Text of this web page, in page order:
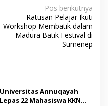
Pos berikutnya
Ratusan Pelajar Ikuti
Workshop Membatik dalam
Madura Batik Festival di
Sumenep
Universitas Annuqayah
Lepas 22 Mahasiswa KKN